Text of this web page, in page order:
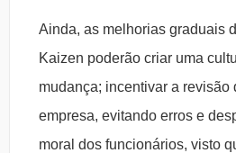
Ainda, as melhorias graduais
Kaizen poderão criar uma
mudança; incentivar a revisão
empresa, evitando erros e
moral dos funcionários, visto